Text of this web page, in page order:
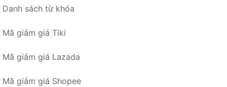
Danh sách từ khóa
Mã giảm giá Tiki
Mã giảm giá Lazada
Mã giảm giá Shopee